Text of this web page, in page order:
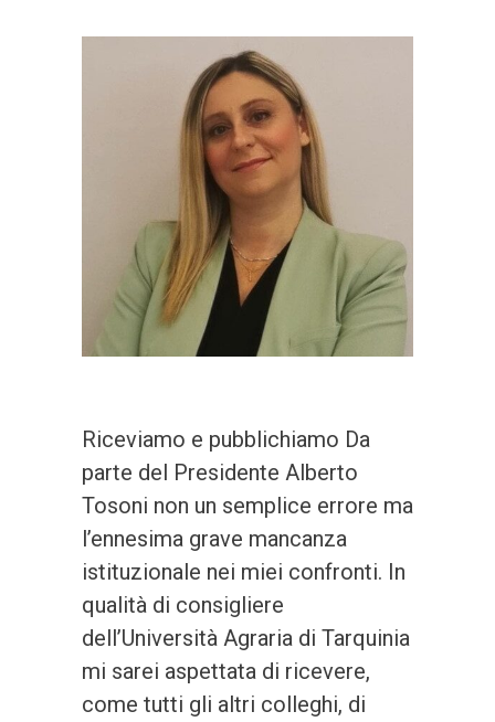
Riceviamo e pubblichiamo Da
parte del Presidente Alberto
Tosoni non un semplice errore ma
l’ennesima grave mancanza
istituzionale nei miei confronti. In
qualità di consigliere
dell’Università Agraria di Tarquinia
mi sarei aspettata di ricevere,
come tutti gli altri colleghi, di